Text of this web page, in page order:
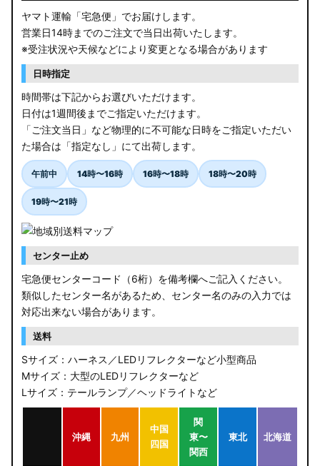
ヤマト運輸「宅急便」でお届けします。
営業日14時までのご注文で当日出荷いたします。
※受注状況や天候などにより変更となる場合があります
日時指定
時間帯は下記からお選びいただけます。
日付は1週間後までご指定いただけます。
「ご注文当日」など物理的に不可能な日時をご指定いただい
た場合は「指定なし」にて出荷します。
午前中 14時〜16時 16時〜18時 18時〜20時
19時〜21時
センター止め
宅急便センターコード（6桁）を備考欄へご記入ください。
類似したセンター名があるため、センター名のみの入力では
対応出来ない場合があります。
送料
Sサイズ：ハーネス／LEDリフレクターなど小型商品
Mサイズ：大型のLEDリフレクターなど
Lサイズ：テールランプ／ヘッドライトなど
沖縄 九州
中国
四国
関
東〜
関西
東北 北海道